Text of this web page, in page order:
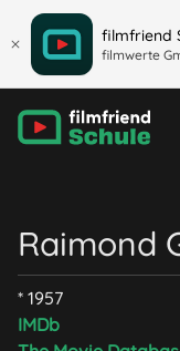
filmfriend
filmwerte
Raimond
* 1957
IMDb